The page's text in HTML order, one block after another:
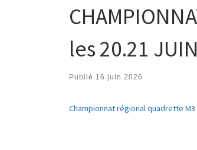
les 20.21
Publié 16 juin 2026
Championnat régional quadrette M3